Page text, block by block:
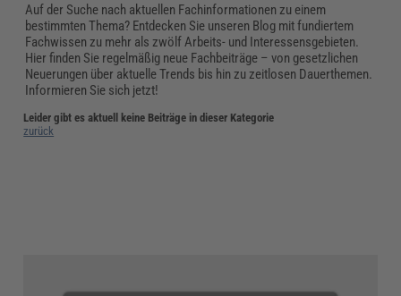
Auf der Suche nach aktuellen Fachinformationen zu einem
bestimmten Thema? Entdecken Sie unseren Blog mit fundiertem
Fachwissen zu mehr als zwölf Arbeits- und Interessensgebieten.
Hier finden Sie regelmäßig neue Fachbeiträge – von gesetzlichen
Neuerungen über aktuelle Trends bis hin zu zeitlosen Dauerthemen.
Informieren Sie sich jetzt!
Leider gibt es aktuell keine Beiträge in dieser Kategorie
zurück